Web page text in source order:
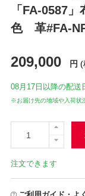
「FA-0587
色 革#FA-
209,000 円 (
08月17日 以降の配送
※お届け先の地域や入荷状
注文できます